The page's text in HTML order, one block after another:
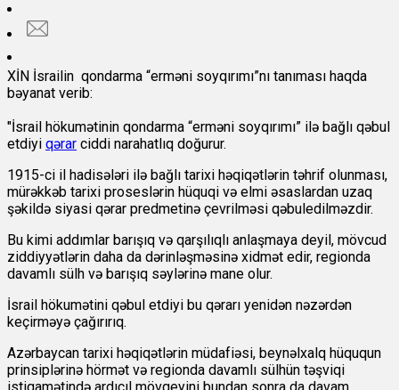
XİN İsrailin qondarma “erməni soyqırımı”nı tanıması haqda
bəyanat verib:
"İsrail hökumətinin qondarma “erməni soyqırımı” ilə bağlı qəbul
etdiyi qərar ciddi narahatlıq doğurur.
1915-ci il hadisələri ilə bağlı tarixi həqiqətlərin təhrif olunması,
mürəkkəb tarixi proseslərin hüquqi və elmi əsaslardan uzaq
şəkildə siyasi qərar predmetinə çevrilməsi qəbuledilməzdir.
Bu kimi addımlar barışıq və qarşılıqlı anlaşmaya deyil, mövcud
ziddiyyətlərin daha da dərinləşməsinə xidmət edir, regionda
davamlı sülh və barışıq səylərinə mane olur.
İsrail hökumətini qəbul etdiyi bu qərarı yenidən nəzərdən
keçirməyə çağırırıq.
Azərbaycan tarixi həqiqətlərin müdafiəsi, beynəlxalq hüququn
prinsiplərinə hörmət və regionda davamlı sülhün təşviqi